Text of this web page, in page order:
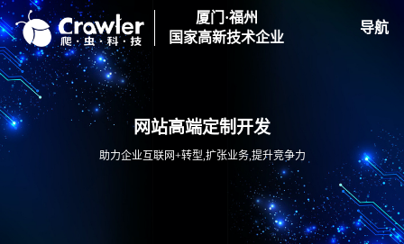
厦门·福州
国家高新技术企业
导航
网站高端定制开发
助力企业互联网+转型,扩张业务,提升竞争力